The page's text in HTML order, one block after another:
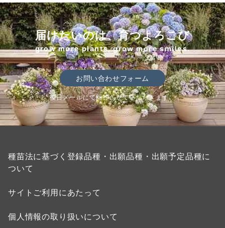
届けたいのは、育つよろこび
grow more plants, grow more smiles.
お問い合わせフォーム
後日メールにて回答させていただきます。
種苗法に基づく登録品種・出願品種・出願予定品種に
ついて
サイトご利用にあたって
個人情報の取り扱いについて